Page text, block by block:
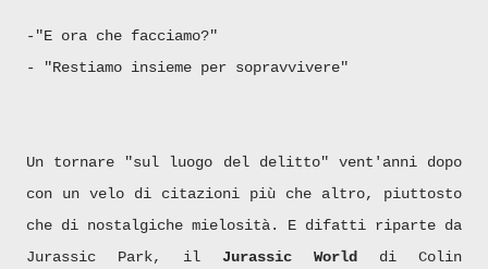
-"E ora che facciamo?"
- "Restiamo insieme per sopravvivere"
Un tornare "sul luogo del delitto" vent'anni dopo
con un velo di citazioni più che altro, piuttosto
che di nostalgiche mielosità. E difatti riparte da
Jurassic Park, il Jurassic World
di Colin